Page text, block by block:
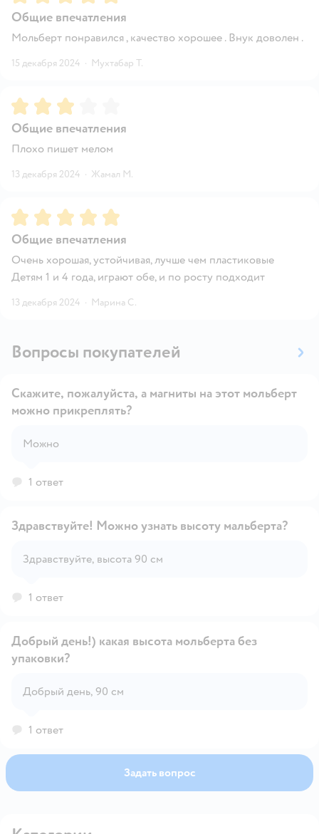
Общие впечатления
Мольберт понравился , качество хорошее . Внук доволен .
15 декабря 2024 · Мухтабар Т.
Рейтинг:3
Общие впечатления
Плохо пишет мелом
13 декабря 2024 · Жамал М.
Рейтинг:5
Общие впечатления
Очень хорошая, устойчивая, лучше чем пластиковые
Детям 1 и 4 года, играют обе, и по росту подходит
13 декабря 2024 · Марина С.
Вопросы покупателей
Скажите, пожалуйста, а магниты на этот мольберт
можно прикреплять?
Можно
1 ответ
Открыть вопрос
Здравствуйте! Можно узнать высоту мальберта?
Здравствуйте, высота 90 см
1 ответ
Добрый день!) какая высота мольберта без
упаковки?
Добрый день, 90 см
1 ответ
Задать вопрос